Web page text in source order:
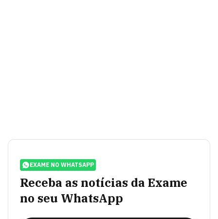
EXAME NO WHATSAPP
Receba as notícias da Exame
no seu WhatsApp